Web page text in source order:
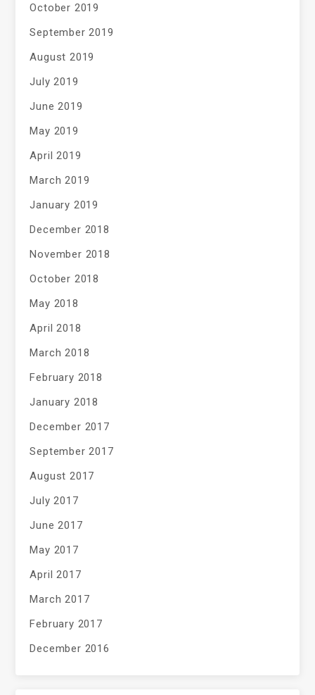
October 2019
September 2019
August 2019
July 2019
June 2019
May 2019
April 2019
March 2019
January 2019
December 2018
November 2018
October 2018
May 2018
April 2018
March 2018
February 2018
January 2018
December 2017
September 2017
August 2017
July 2017
June 2017
May 2017
April 2017
March 2017
February 2017
December 2016